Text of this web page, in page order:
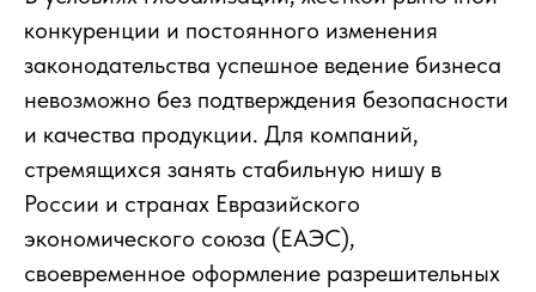
конкуренции и постоянного изменения
законодательства успешное ведение бизнеса
невозможно без подтверждения безопасности
и качества продукции. Для компаний,
стремящихся занять стабильную нишу в
России и странах Евразийского
экономического союза (ЕАЭС),
своевременное оформление разрешительных